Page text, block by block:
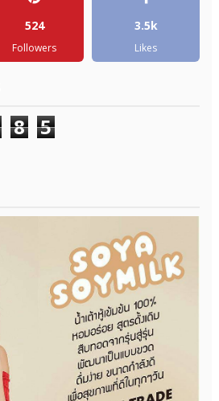
524
Followers
3.5k
Likes
8 5